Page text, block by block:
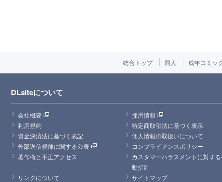
総合トップ 同人 成年コミッ
DLsiteについて
会社概要
採用情報
利用規約
特定商取引法に基づく表示
資金決済法に基づく表記
個人情報の取扱いについて
外部送信規律に関する公表
コンプライアンスポリシー
著作権と不正アクセス
カスタマーハラスメントに対す
動指針
リンクについて
サイトマップ